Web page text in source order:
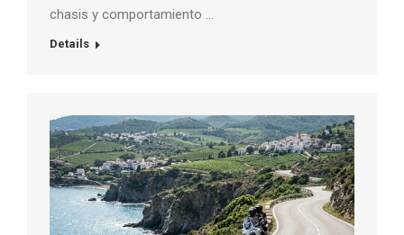
chasis y comportamiento …
Details